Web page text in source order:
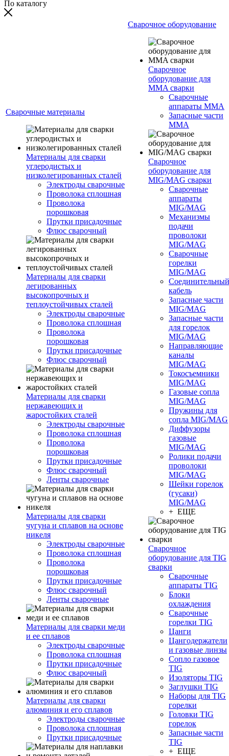
По каталогу
Сварочные материалы
Материалы для сварки
углеродистых и
низколегированных сталей
Электроды сварочные
Проволока сплошная
Проволока
порошковая
Прутки присадочные
Флюс сварочный
Материалы для сварки
легированных
высокопрочных и
теплоустойчивых сталей
Электроды сварочные
Проволока сплошная
Проволока
порошковая
Прутки присадочные
Флюс сварочный
Материалы для сварки
нержавеющих и
жаростойких сталей
Электроды сварочные
Проволока сплошная
Проволока
порошковая
Прутки присадочные
Флюс сварочный
Ленты сварочные
Материалы для сварки
чугуна и сплавов на основе
никеля
Электроды сварочные
Проволока сплошная
Проволока
порошковая
Прутки присадочные
Флюс сварочный
Ленты сварочные
Материалы для сварки меди
и ее сплавов
Электроды сварочные
Проволока сплошная
Прутки присадочные
Флюс сварочный
Материалы для сварки
алюминия и его сплавов
Электроды сварочные
Проволока сплошная
Прутки присадочные
Сварочное оборудование
Сварочное
оборудование для
MMA сварки
Сварочные
аппараты MMA
Запасные части
MMA
Сварочное
оборудование для
MIG/MAG сварки
Сварочные
аппараты
MIG/MAG
Механизмы
подачи
проволоки
MIG/MAG
Сварочные
горелки
MIG/MAG
Соединительный
кабель
Запасные части
MIG/MAG
Запасные части
для горелок
MIG/MAG
Направляющие
каналы
MIG/MAG
Токосъемники
MIG/MAG
Газовые сопла
MIG/MAG
Пружины для
сопла MIG/MAG
Диффузоры
газовые
MIG/MAG
Ролики подачи
проволоки
MIG/MAG
Шейки горелок
(гусаки)
MIG/MAG
+ ЕЩЕ
Сварочное
оборудование для TIG
сварки
Сварочные
аппараты TIG
Блоки
охлаждения
Сварочные
горелки TIG
Цанги
Цангодержатели
и газовые линзы
Сопло газовое
TIG
Изоляторы TIG
Заглушки TIG
Наборы для TIG
горелки
Головки TIG
горелок
Запасные части
TIG
+ ЕЩЕ